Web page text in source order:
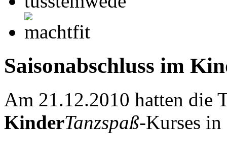
Saisonabschluss im
Am 21.12.2010 hatten die
KinderTanzspaß-Kurses